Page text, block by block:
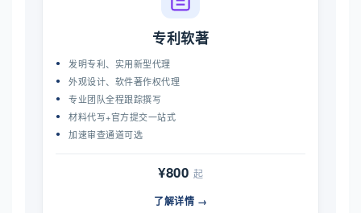
专利软著
发明专利、实用新型代理
外观设计、软件著作权代理
专业团队全程跟踪撰写
材料代写+官方提交一站式
加速审查通道可选
¥800 起
了解详情 →